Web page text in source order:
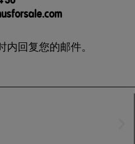
回复您的邮件。